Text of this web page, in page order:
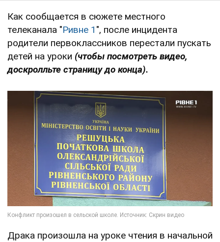
Как сообщается в сюжете местного
телеканала "Ривне 1 ", после инцидента
родители первоклассников перестали пускать
детей на уроки (чтобы посмотреть видео,
доскролльте страницу до конца).
Драка произошла на уроке чтения в начальной